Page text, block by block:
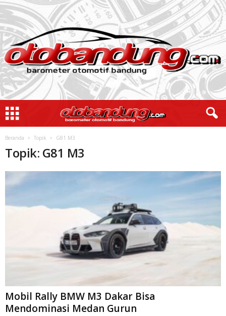
Beranda Topik G81 M3
Topik: G81 M3
Mobil Rally BMW M3 Dakar Bisa
Mendominasi Medan Gurun